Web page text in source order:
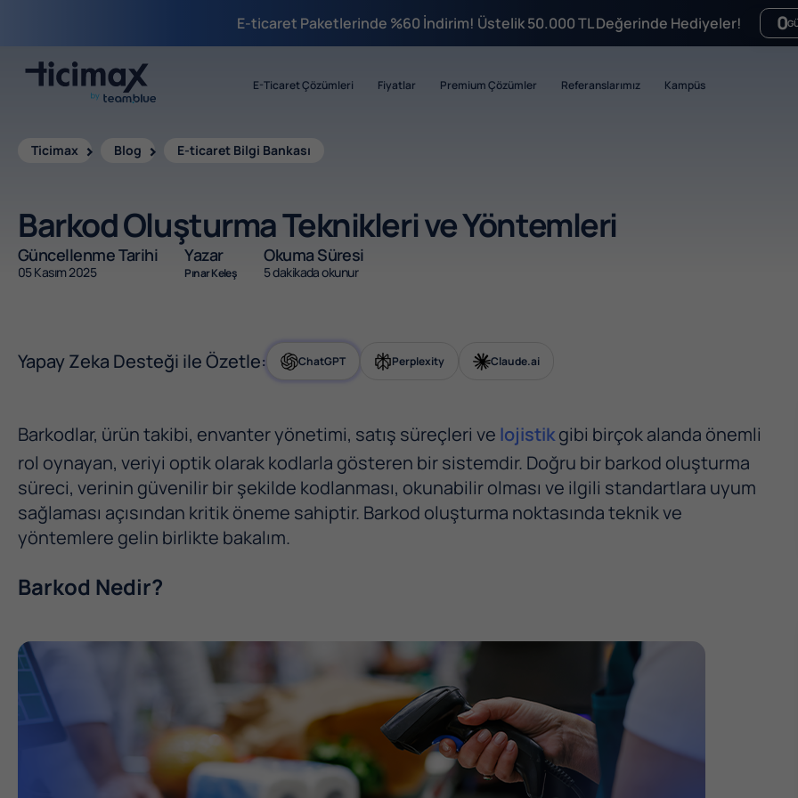
E-ticaret Paketlerinde %60 İndirim! Üstelik 50.000 TL Değerinde Hediyeler! 0
E-Ticaret Çözümleri Fiyatlar Premium Çözümler Referanslarımız Kampüs
Ticimax Blog E-ticaret Bilgi Bankası
Barkod Oluşturma Teknikleri ve Yöntemleri
Güncellenme Tarihi
05 Kasım 2025
Yazar
Pınar Keleş
Okuma Süresi
5 dakikada okunur
Yapay Zeka Desteği ile Özetle: ChatGPT Perplexity Claude.ai
Barkodlar, ürün takibi, envanter yönetimi, satış süreçleri ve lojistikgibi birçok alanda önemli
rol oynayan, veriyi optik olarak kodlarla gösteren bir sistemdir. Doğru bir barkod oluşturma
süreci, verinin güvenilir bir şekilde kodlanması, okunabilir olması ve ilgili standartlara uyum
sağlaması açısından kritik öneme sahiptir. Barkod oluşturma noktasında teknik ve
yöntemlere gelin birlikte bakalım.
Barkod Nedir?